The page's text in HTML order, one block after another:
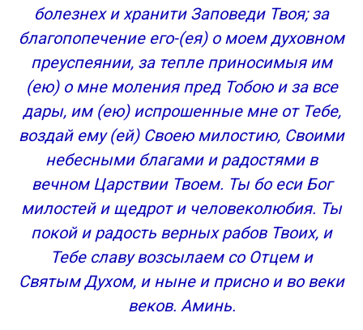
болезнех и хранити Заповеди Твоя; за
благопопечение его-(ея) о моем духовном
преуспеянии, за тепле приносимыя им
(ею) о мне моления пред Тобою и за все
дары, им (ею) испрошенные мне от Тебе,
воздай ему (ей) Своею милостию, Своими
небесными благами и радостями в
вечном Царствии Твоем. Ты бо еси Бог
милостей и щедрот и человеколюбия. Ты
покой и радость верных рабов Твоих, и
Тебе славу возсылаем со Отцем и
Святым Духом, и ныне и присно и во веки
веков. Аминь.